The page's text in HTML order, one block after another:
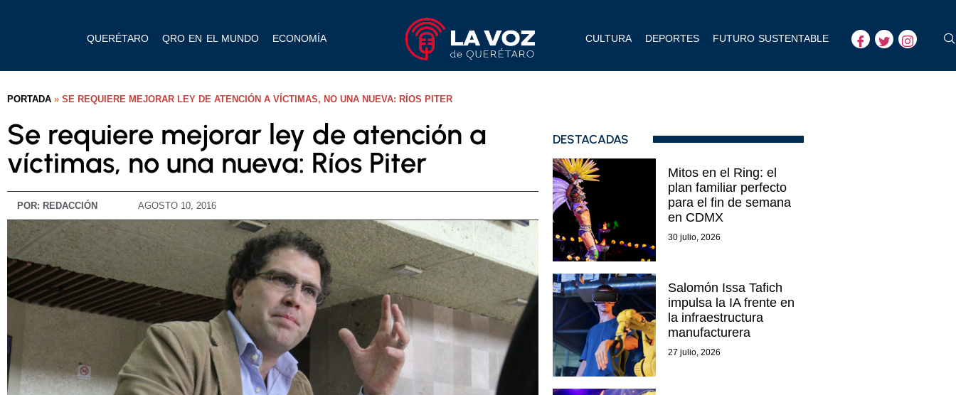
QUERÉTARO QRO EN EL MUNDO ECONOMÍA CULTURA DEPORTES FUTURO SUSTENTABLE
PORTADA » SE REQUIERE MEJORAR LEY DE ATENCIÓN A VÍCTIMAS, NO UNA NUEVA: RÍOS PITER
Se requiere mejorar ley de atención a
víctimas, no una nueva: Ríos Piter
POR: REDACCIÓN AGOSTO 10, 2016
DESTACADAS
Mitos en el Ring: el
plan familiar perfecto
para el fin de semana
en CDMX
30 julio, 2026
Salomón Issa Tafich
impulsa la IA frente en
la infraestructura
manufacturera
27 julio, 2026